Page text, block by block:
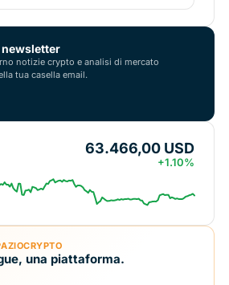
notizie crypto e analisi di mercato
tua casella email.
63.466,00 USD
+1.10%
una piattaforma.